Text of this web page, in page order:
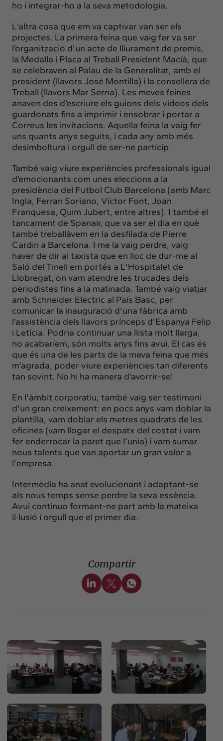
ho i integrar-ho a la seva metodologia.
L’altra cosa que em va captivar van ser els
projectes. La primera feina que vaig fer va ser
l’organització d’un acte de lliurament de premis,
la Medalla i Placa al Treball President Macià, que
se celebraven al Palau de la Generalitat, amb el
president (llavors José Montilla) i la consellera de
Treball (llavors Mar Serna). Les meves feines
anaven des d’escriure els guions dels vídeos dels
guardonats fins a imprimir i ensobrar i portar a
Correus les invitacions. Aquella feina la vaig fer
uns quants anys seguits, i cada any amb més
desimboltura i orgull de ser-ne partícip.
També vaig viure experiències professionals igual
d’emocionants com unes eleccions a la
presidència del Futbol Club Barcelona (amb Marc
Ingla, Ferran Soriano, Víctor Font, Joan
Franquesa, Quim Jubert, entre altres). I també el
tancament de Spanair, que va ser el dia en què
també treballàvem en la desfilada de Pierre
Cardin a Barcelona. I me la vaig perdre, vaig
haver de dir al taxista que en lloc de dur-me al
Saló del Tinell em portés a L’Hospitalet de
Llobregat, on vam atendre les trucades dels
periodistes fins a la matinada. També vaig viatjar
amb Schneider Electric al País Basc, per
comunicar la inauguració d’una fàbrica amb
l’assistència dels llavors prínceps d’Espanya Felip
i Letícia. Podria continuar una llista molt llarga,
no acabaríem, són molts anys fins avui. El cas és
que és una de les parts de la meva feina que més
m’agrada, poder viure experiències tan diferents
tan sovint. No hi ha manera d’avorrir-se!
En l'àmbit corporatiu, també vaig ser testimoni
d'un gran creixement: en pocs anys vam doblar la
plantilla, vam doblar els metres quadrats de les
oficines (vam llogar el despatx del costat i vam
fer enderrocar la paret que l’unia) i vam sumar
nous talents que van aportar un gran valor a
l'empresa.
Intermèdia ha anat evolucionant i adaptant-se
als nous temps sense perdre la seva essència.
Avui continuo formant-ne part amb la mateixa
il·lusió i orgull que el primer dia.
Compartir